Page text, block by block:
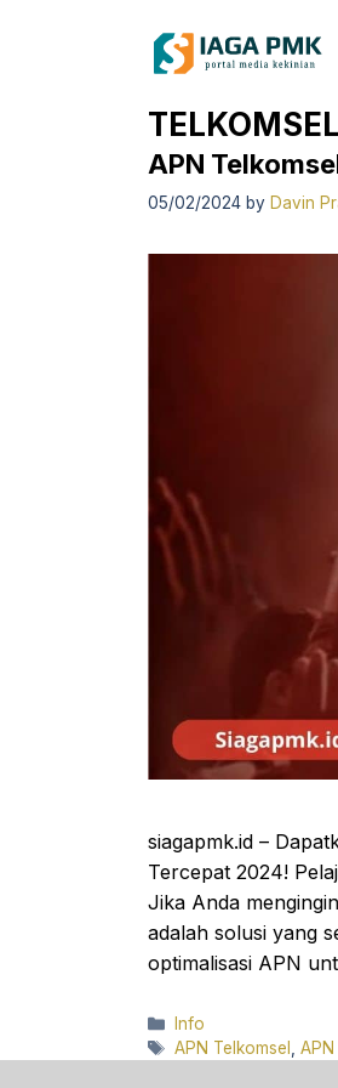
TELKOMSEL
APN
05/02/2024 by Davin
siagapmk.id –
Tercepat 2024!
Jika Anda
adalah solusi yang
optimalisasi APN
Categories
Info
Tags
APN Telkomsel